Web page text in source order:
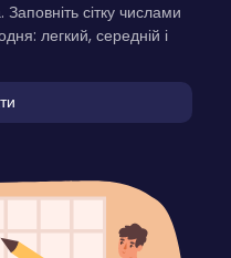
сітку числами
легкий, середній і